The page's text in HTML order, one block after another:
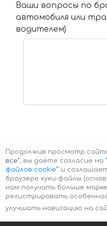
Ваши вопросы по
автомобиля или
водителем)
Авторские права ©
Продолжив просмотр
все", вы даёте согласие на
файлов cookie” и
браузере куки-файлы
нам получать больше
регистрировать
улучшать навигацию на